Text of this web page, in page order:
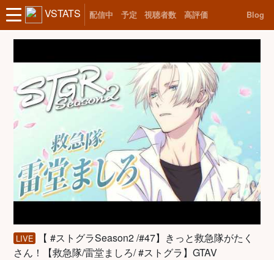
VSTATS 配信中 予定 視聴者数 高評価 Blog
LIVE
【 #ストグラSeason2 /#47】きっと救急隊がたく
さん！【救急隊/雷堂ましろ/ #ストグラ】GTAV